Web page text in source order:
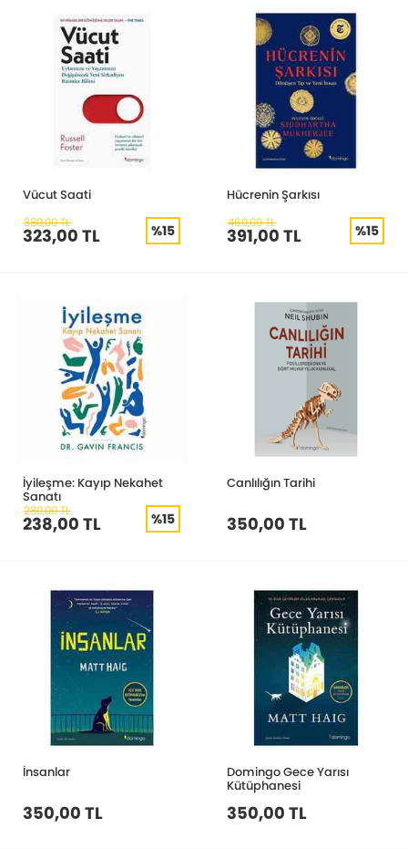
Vücut Saati
380,00 TL
323,00 TL %15
Hücrenin Şarkısı
460,00 TL
391,00 TL %15
İyileşme: Kayıp Nekahet
Sanatı
280,00 TL
238,00 TL %15
Canlılığın Tarihi
350,00 TL
İnsanlar
350,00 TL
Domingo Gece Yarısı
Kütüphanesi
350,00 TL